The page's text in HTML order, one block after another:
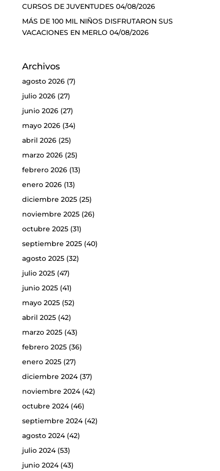
CURSOS DE JUVENTUDES 04/08/2026
MÁS DE 100 MIL NIÑOS DISFRUTARON SUS
VACACIONES EN MERLO 04/08/2026
Archivos
agosto 2026(7)
julio 2026(27)
junio 2026(27)
mayo 2026(34)
abril 2026(25)
marzo 2026(25)
febrero 2026(13)
enero 2026(13)
diciembre 2025(25)
noviembre 2025(26)
octubre 2025(31)
septiembre 2025(40)
agosto 2025(32)
julio 2025(47)
junio 2025(41)
mayo 2025(52)
abril 2025(42)
marzo 2025(43)
febrero 2025(36)
enero 2025(27)
diciembre 2024(37)
noviembre 2024(42)
octubre 2024(46)
septiembre 2024(42)
agosto 2024(42)
julio 2024(53)
junio 2024(43)